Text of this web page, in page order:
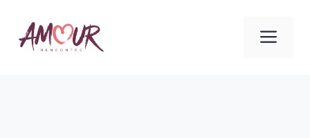
contenu